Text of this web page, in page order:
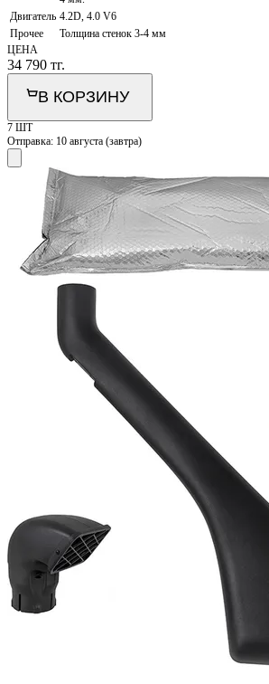
Двигатель 4.2D, 4.0 V6
Прочее
Толщина стенок 3-4 мм
ЦЕНА
34 790 тг.
В КОРЗИНУ
7 ШТ
Отправка: 10 августа (завтра)